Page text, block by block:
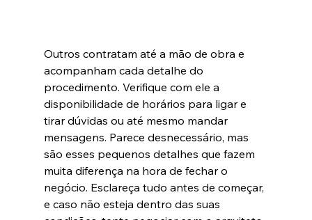
Outros contratam até a mão de obra e
acompanham cada detalhe do
procedimento. Verifique com ele a
disponibilidade de horários para ligar e
tirar dúvidas ou até mesmo mandar
mensagens. Parece desnecessário, mas
são esses pequenos detalhes que fazem
muita diferença na hora de fechar o
negócio. Esclareça tudo antes de começar,
e caso não esteja dentro das suas